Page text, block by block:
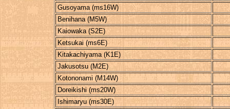
Gusoyama (ms16W)
Benihana (M5W)
Kaiowaka (S2E)
Ketsukai (ms6E)
Kitakachiyama (K1E)
Jakusotsu (M2E)
Kotononami (M14W)
Doreikishi (ms20W)
Ishimaryu (ms30E)